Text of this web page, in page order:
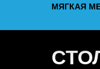
МЯГКАЯ